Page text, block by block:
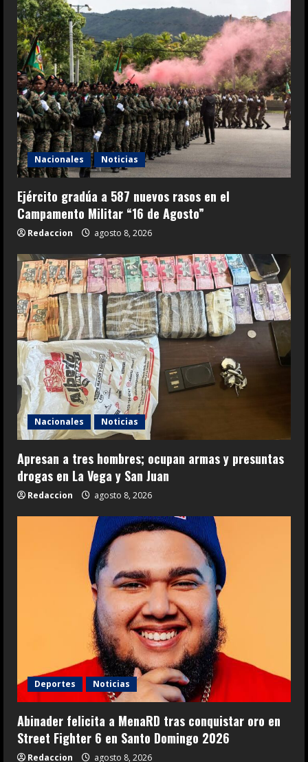
Nacionales Noticias
Ejército gradúa a 587 nuevos rasos en el
Campamento Militar “16 de Agosto”
Redaccion agosto 8, 2026
Nacionales Noticias
Apresan a tres hombres; ocupan armas y presuntas
drogas en La Vega y San Juan
Redaccion agosto 8, 2026
Deportes Noticias
Abinader felicita a MenaRD tras conquistar oro en
Street Fighter 6 en Santo Domingo 2026
Redaccion agosto 8, 2026